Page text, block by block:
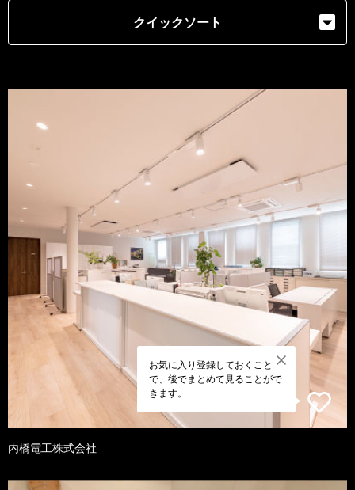
クイックソート
お気に入り登録しておくこと
で、後でまとめて見ることがで
きます。
内橋電工株式会社